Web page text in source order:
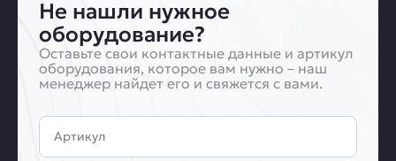
Не нашли нужное
оборудование?
Оставьте свои контактные данные и артикул
оборудования, которое вам нужно – наш
менеджер найдет его и свяжется с вами.
Артикул